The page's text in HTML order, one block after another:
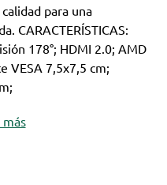
para una
CARACTERÍSTICAS:
178°; HDMI 2.0; AMD
VESA 7,5x7,5 cm;